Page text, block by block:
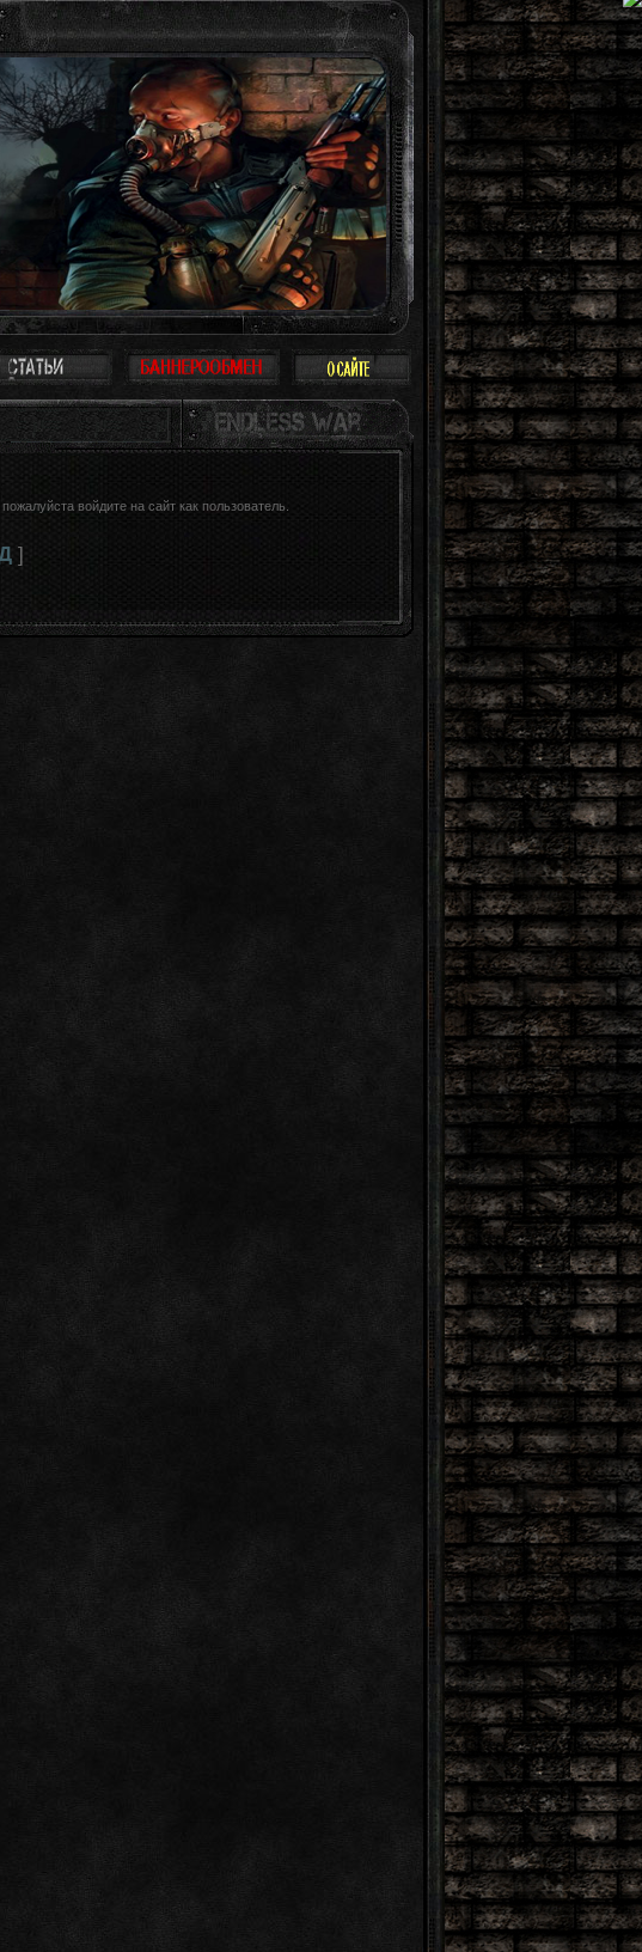
Можно не воспринимать Зону всерьез, многие так и поступают: просто прогулка,
войдите на сайт как пользователь.
]